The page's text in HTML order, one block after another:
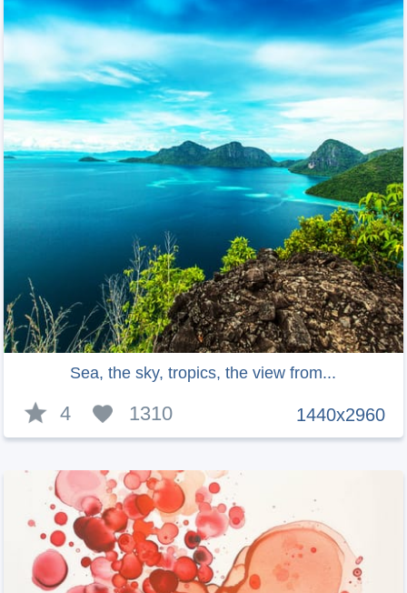
Sea, the sky, tropics, the view from...
1440x2960
4 1310